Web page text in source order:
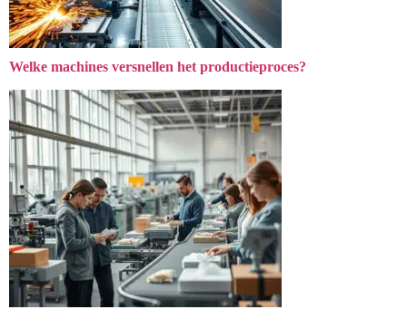
Welke machines versnellen het productieproces?